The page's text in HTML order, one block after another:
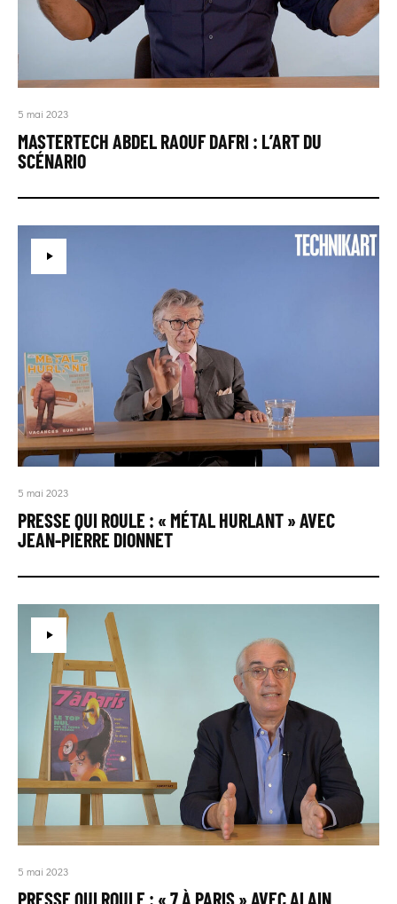
5 mai 2023
MASTERTECH ABDEL RAOUF DAFRI : L’ART DU
SCÉNARIO
5 mai 2023
PRESSE QUI ROULE : « MÉTAL HURLANT » AVEC
JEAN-PIERRE DIONNET
5 mai 2023
PRESSE QUI ROULE : « 7 À PARIS » AVEC ALAIN